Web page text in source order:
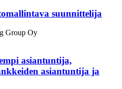
suunnittelija
Group Oy
asiantuntija,
asiantuntija ja